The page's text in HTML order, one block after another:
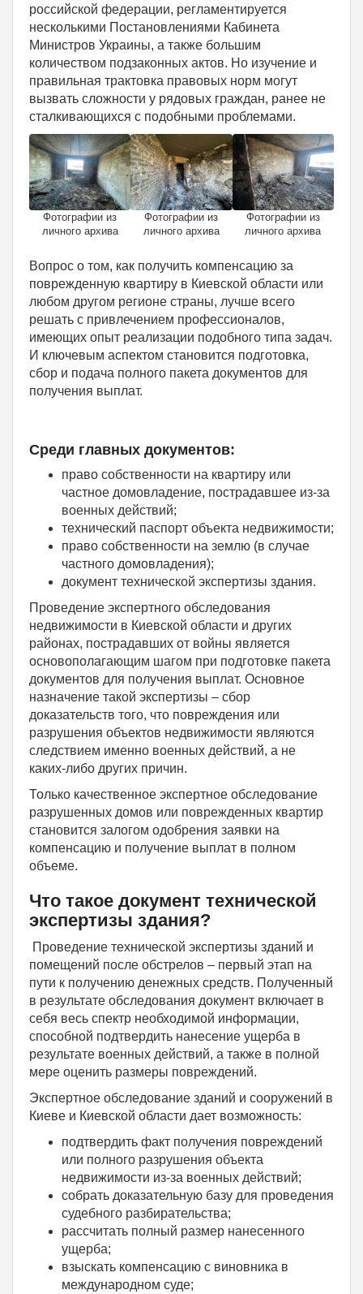
российской федерации, регламентируется
несколькими Постановлениями Кабинета
Министров Украины, а также большим
количеством подзаконных актов. Но изучение и
правильная трактовка правовых норм могут
вызвать сложности у рядовых граждан, ранее не
сталкивающихся с подобными проблемами.
Фотографии из
личного архива
Фотографии из
личного архива
Фотографии из
личного архива
Вопрос о том, как получить компенсацию за
поврежденную квартиру в Киевской области или
любом другом регионе страны, лучше всего
решать с привлечением профессионалов,
имеющих опыт реализации подобного типа задач.
И ключевым аспектом становится подготовка,
сбор и подача полного пакета документов для
получения выплат.
Среди главных документов:
право собственности на квартиру или
частное домовладение, пострадавшее из-за
военных действий;
технический паспорт объекта недвижимости;
право собственности на землю (в случае
частного домовладения);
документ технической экспертизы здания.
Проведение экспертного обследования
недвижимости в Киевской области и других
районах, пострадавших от войны является
основополагающим шагом при подготовке пакета
документов для получения выплат. Основное
назначение такой экспертизы – сбор
доказательств того, что повреждения или
разрушения объектов недвижимости являются
следствием именно военных действий, а не
каких-либо других причин.
Только качественное экспертное обследование
разрушенных домов или поврежденных квартир
становится залогом одобрения заявки на
компенсацию и получение выплат в полном
объеме.
Что такое документ технической
экспертизы здания?
Проведение технической экспертизы зданий и
помещений после обстрелов – первый этап на
пути к получению денежных средств. Полученный
в результате обследования документ включает в
себя весь спектр необходимой информации,
способной подтвердить нанесение ущерба в
результате военных действий, а также в полной
мере оценить размеры повреждений.
Экспертное обследование зданий и сооружений в
Киеве и Киевской области дает возможность:
подтвердить факт получения повреждений
или полного разрушения объекта
недвижимости из-за военных действий;
собрать доказательную базу для проведения
судебного разбирательства;
рассчитать полный размер нанесенного
ущерба;
взыскать компенсацию с виновника в
международном суде;